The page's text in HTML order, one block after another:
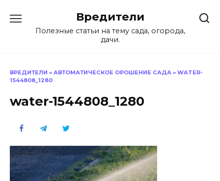
содержанию
Вредители
Полезные статьи на тему сада, огорода,
дачи.
ВРЕДИТЕЛИ » АВТОМАТИЧЕСКОЕ ОРОШЕНИЕ САДА » WATER-
1544808_1280
water-1544808_1280